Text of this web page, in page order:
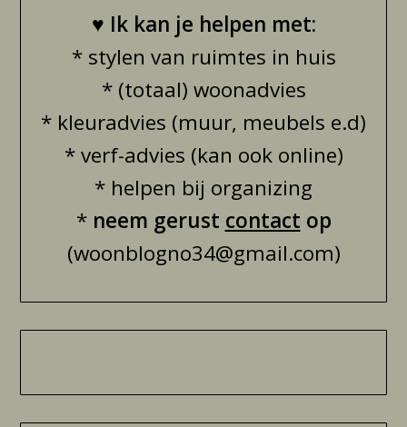
♥ Ik kan je helpen met:
* stylen van ruimtes in huis
* (totaal) woonadvies
* kleuradvies (muur, meubels e.d)
* verf-advies (kan ook online)
* helpen bij organizing
* neem gerust contact op
(woonblogno34@gmail.com)